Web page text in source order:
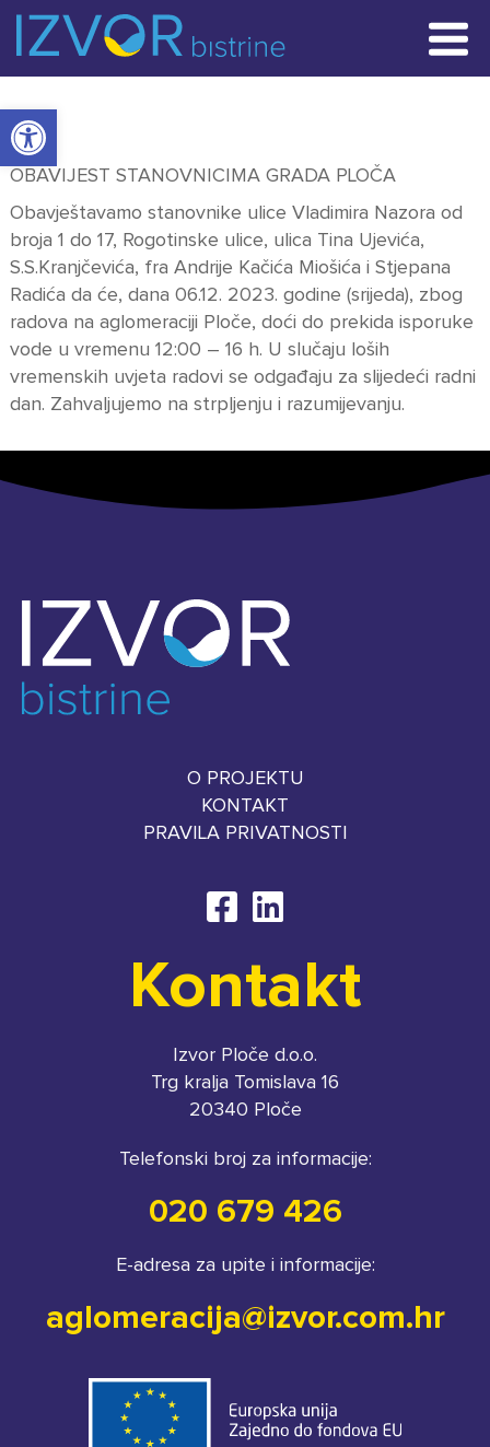
Open toolbar
KONTAKT
OBAVIJEST STANOVNICIMA GRADA PLOČA
Obavještavamo stanovnike ulice Vladimira Nazora od
broja 1 do 17, Rogotinske ulice, ulica Tina Ujevića,
S.S.Kranjčevića, fra Andrije Kačića Miošića i Stjepana
Radića da će, dana 06.12. 2023. godine (srijeda), zbog
radova na aglomeraciji Ploče, doći do prekida isporuke
vode u vremenu 12:00 – 16 h. U slučaju loših
vremenskih uvjeta radovi se odgađaju za slijedeći radni
dan. Zahvaljujemo na strpljenju i razumijevanju.
O PROJEKTU
KONTAKT
PRAVILA PRIVATNOSTI
Kontakt
Izvor Ploče d.o.o.
Trg kralja Tomislava 16
20340 Ploče
Telefonski broj za informacije:
020 679 426
E-adresa za upite i informacije:
aglomeracija@izvor.com.hr